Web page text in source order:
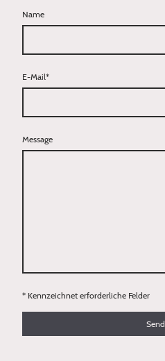
Name
E-Mail*
Message
* Kennzeichnet erforderliche Felder
Send